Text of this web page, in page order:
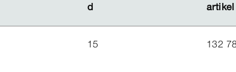
d artikel
d artikel
15 132